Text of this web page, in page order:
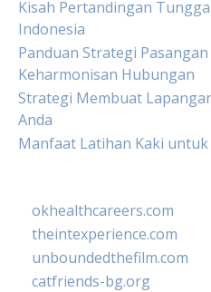
Kisah Pertandingan
Indonesia
Panduan Strategi
Keharmonisan Hubungan
Strategi Membuat
Anda
Manfaat Latihan Kaki
okhealthcareers.com
theintexperience.com
unboundedthefilm.com
catfriends-bg.org